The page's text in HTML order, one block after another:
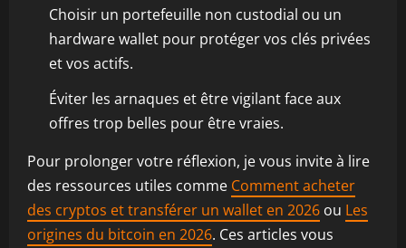
Choisir un portefeuille non custodial ou un
hardware wallet pour protéger vos clés privées
et vos actifs.
Éviter les arnaques et être vigilant face aux
offres trop belles pour être vraies.
Pour prolonger votre réflexion, je vous invite à lire
des ressources utiles comme Comment acheter
des cryptos et transférer un wallet en 2026 ou Les
origines du bitcoin en 2026. Ces articles vous